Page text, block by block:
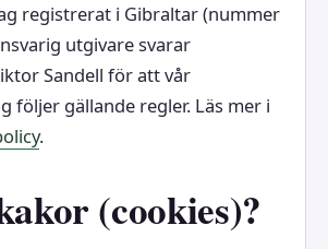
registrerat i Gibraltar (nummer
utgivare svarar
Sandell för att vår
följer gällande regler. Läs mer i
.
(cookies)?